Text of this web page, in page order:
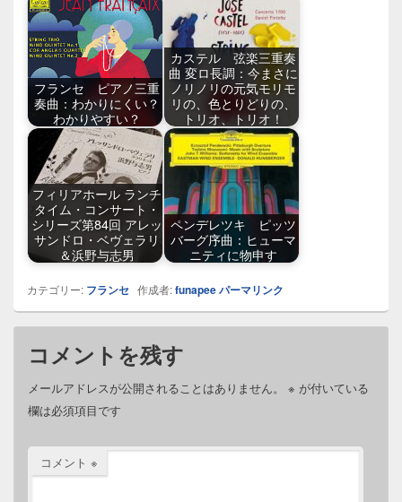
フランセ ピアノ三重
奏曲：わかりにくい？
わかりやすい？
カステル 弦楽三重奏
曲 変ロ長調：今まさに
ノリノリの元気モリモ
リの、色とりどりの、
トリオ、トリオ！
フィリアホール ランチ
タイム・コンサート・
シリーズ第84回 アレッ
サンドロ・ベヴェラリ
＆浜野与志男
ペンデレツキ ピッツ
バーグ序曲：ヒューマ
ニティに物申す
カテゴリー: フランセ 作成者:funapeeパーマリンク
コメントを残す
メールアドレスが公開されることはありません。 ※ が付いている
欄は必須項目です
コメント ※